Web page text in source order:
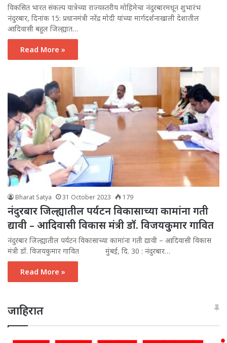
विकसित भारत संकल्प यात्रेच्या राज्यस्तरीय मोहिमेचा नंदुरबारमधून शुभारंभ
नंदुरबार, दिनांक 15: प्रधानमंत्री नरेंद्र मोदी यांच्या मार्गदर्शनाखाली देशातील
आदिवासी बहुल जिल्ह्यात…
Read More »
Bharat Satya 31 October 2023 179
नंदुरबार जिल्ह्यातील पर्यटन विकासाच्या कामांना गती
द्यावी – आदिवासी विकास मंत्री डॉ. विजयकुमार गावित
नंदुरबार जिल्ह्यातील पर्यटन विकासाच्या कामांना गती द्यावी – आदिवासी विकास
मंत्री डॉ. विजयकुमार गावित मुंबई, दि. 30 : नंदुरबार…
Read More »
जाहिरात